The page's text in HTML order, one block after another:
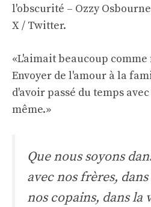
l'obscurité – Ozzy
X / Twitter.
«L'aimait beaucoup
Envoyer de l'amour à la
d'avoir passé du temps
même.»
Que nous soyons
avec nos frères,
nos copains, dans la